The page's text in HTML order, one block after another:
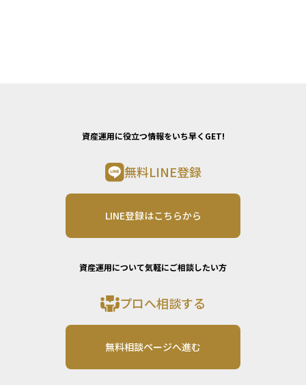
資産運用に役立つ情報をいち早くGET!
無料LINE登録
LINE登録はこちらから
資産運用について気軽にご相談したい方
プロへ相談する
無料相談ページへ進む